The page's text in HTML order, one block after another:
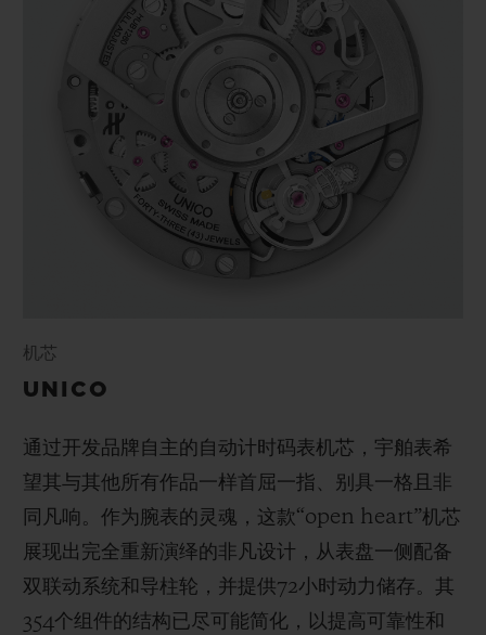
机芯
UNICO
通过开发品牌自主的自动计时码表机芯，宇舶表希
望其与其他所有作品一样首屈一指、别具一格且非
同凡响。作为腕表的灵魂，这款“open heart”机芯
展现出完全重新演绎的非凡设计，从表盘一侧配备
双联动系统和导柱轮，并提供72小时动力储存。其
354个组件的结构已尽可能简化，以提高可靠性和